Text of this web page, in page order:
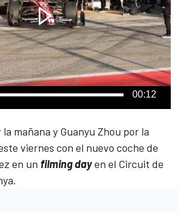
00:12
la mañana y Guanyu Zhou por la
viernes con el nuevo coche de
en un filming dayen el Circuit de
.